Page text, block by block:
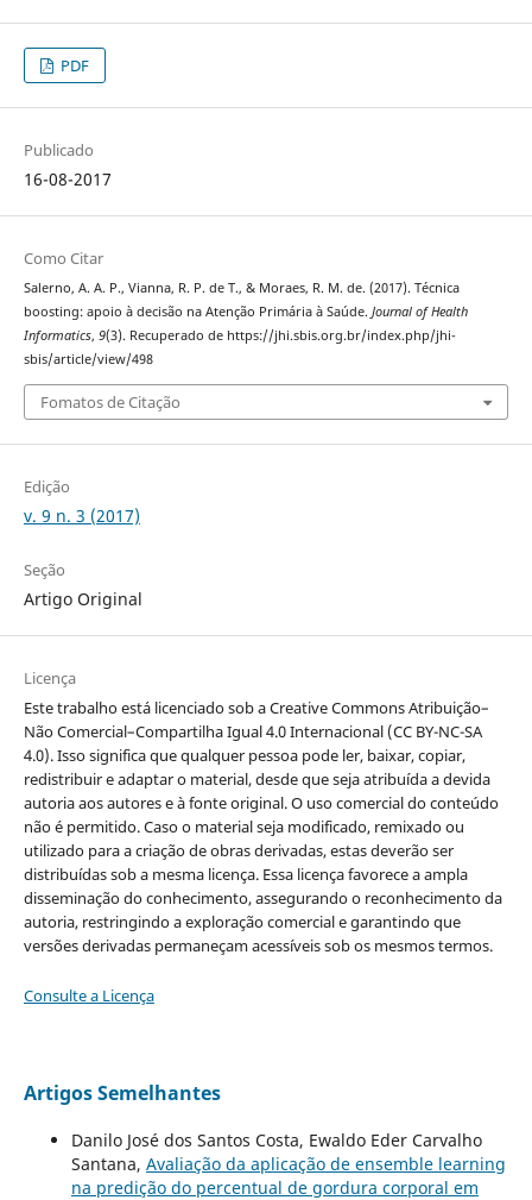
PDF
Publicado
16-08-2017
Como Citar
Salerno, A. A. P., Vianna, R. P. de T., & Moraes, R. M. de. (2017). Técnica
boosting: apoio à decisão na Atenção Primária à Saúde. Journal of Health
Informatics, 9(3). Recuperado de https://jhi.sbis.org.br/index.php/jhi-
sbis/article/view/498
Fomatos de Citação
Edição
v. 9 n. 3 (2017)
Seção
Artigo Original
Licença
Este trabalho está licenciado sob a Creative Commons Atribuição–
Não Comercial–Compartilha Igual 4.0 Internacional (CC BY-NC-SA
4.0). Isso significa que qualquer pessoa pode ler, baixar, copiar,
redistribuir e adaptar o material, desde que seja atribuída a devida
autoria aos autores e à fonte original. O uso comercial do conteúdo
não é permitido. Caso o material seja modificado, remixado ou
utilizado para a criação de obras derivadas, estas deverão ser
distribuídas sob a mesma licença. Essa licença favorece a ampla
disseminação do conhecimento, assegurando o reconhecimento da
autoria, restringindo a exploração comercial e garantindo que
versões derivadas permaneçam acessíveis sob os mesmos termos.
Consulte a Licença
Artigos Semelhantes
Danilo José dos Santos Costa, Ewaldo Eder Carvalho
Santana, Avaliação da aplicação de ensemble learning
na predição do percentual de gordura corporal em